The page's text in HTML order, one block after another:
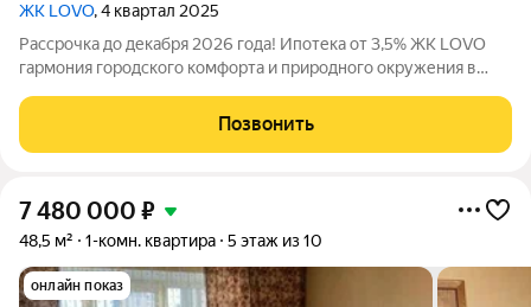
ЖК LOVO, 4 квартал 2025
Рассрочка до декабря 2026 года! Ипотека от 3,5% ЖК LOVO
гармония городского комфорта и природного окружения в
Позвонить
7 480 000 ₽
48,5 м² 1-комн. квартира 5 этаж из 10
онлайн показ